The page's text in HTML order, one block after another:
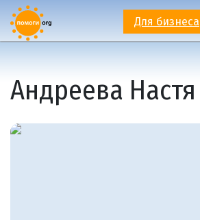
Для бизнеса
Андреева Настя